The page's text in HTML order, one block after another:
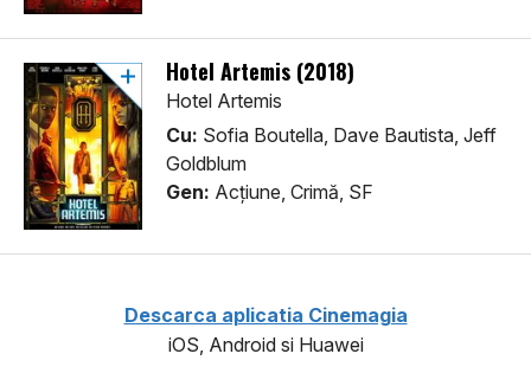
Hotel Artemis (2018)
Hotel Artemis
Cu: Sofia Boutella, Dave Bautista, Jeff
Goldblum
Gen: Acţiune, Crimă, SF
Descarca aplicatia Cinemagia
iOS, Android si Huawei